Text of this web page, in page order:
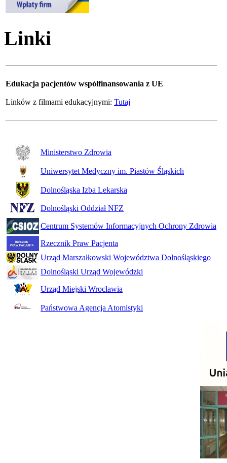
Linki
Edukacja pacjentów współfinansowania z UE
Linków z filmami edukacyjnymi: Tutaj
Ministerstwo Zdrowia
Uniwersytet Medyczny im. Piastów Śląskich
Dolnośląska Izba Lekarska
Dolnośląski Oddział NFZ
Centrum Systemów Informacyjnych Ochrony Zdrowia
Rzecznik Praw Pacjenta
Urząd Marszałkowski Województwa Dolnośląskiego
Dolnośląski Urząd Wojewódzki
Urząd Miejski Wrocławia
Państwowa Agencja Atomistyki